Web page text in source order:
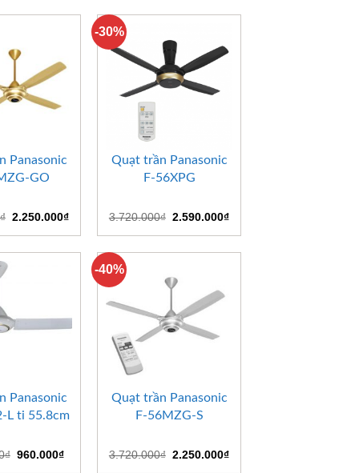
GO
₫ Giá
là:
3.720.000₫.
2.250.000₫Giá
tại
là:
2.250.000₫.
-30%
Quạt trần Panasonic
F-56XPG
3.720.000₫ Giá
là:
3.720.000₫.
2.590.000₫Giá
tại
là:
Panasonic
L ti 55.8cm
₫ Giá
960.000₫Giá
-40%
+
Quạt trần Panasonic
F-56MZG-S
3.720.000₫ Giá
2.250.000₫Giá